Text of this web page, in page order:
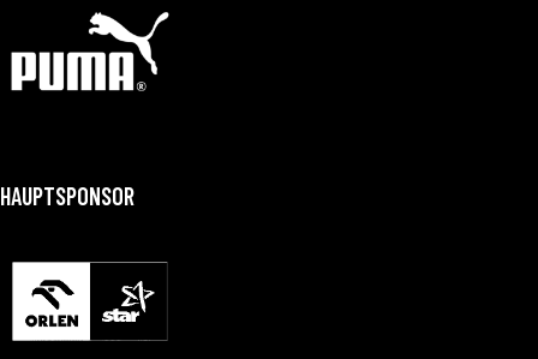
HAUPTSPONSOR